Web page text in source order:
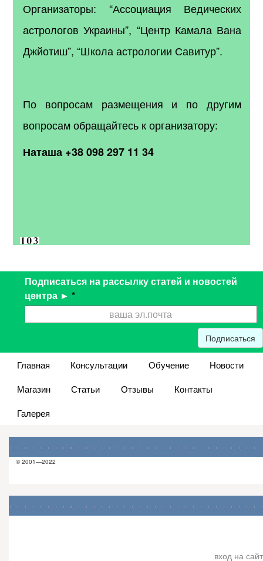
Организаторы: “Ассоциация Ведических
астрологов Украины”, “Центр Камала Вана
Джйотиш”, “Школа астрологии Савитур”.
По вопросам размещения и по другим
вопросам обращайтесь к организатору:
Наташа +38 098 297 11 34
Подписаться на рассылку статей и новостей
центра ► *
Подписаться
Главная Консультации Обучение
Новости
Магазин
Статьи Отзывы
Контакты
Галерея
© 2001—2022
вход на сайт